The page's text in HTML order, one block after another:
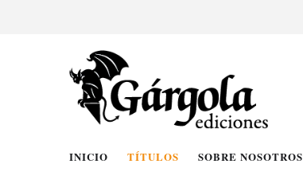
INICIO TÍTULOS SOBRE NOSOTROS